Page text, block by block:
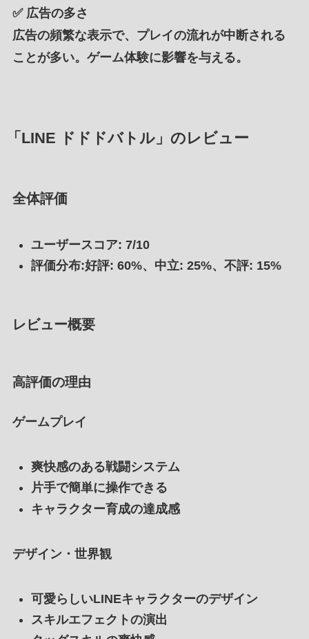
✅ 広告の多さ
広告の頻繁な表示で、プレイの流れが中断される
ことが多い。ゲーム体験に影響を与える。
「LINE ドドドバトル」のレビュー
全体評価
ユーザースコア: 7/10
評価分布:好評: 60%、中立: 25%、不評: 15%
レビュー概要
高評価の理由
ゲームプレイ
爽快感のある戦闘システム
片手で簡単に操作できる
キャラクター育成の達成感
デザイン・世界観
可愛らしいLINEキャラクターのデザイン
スキルエフェクトの演出